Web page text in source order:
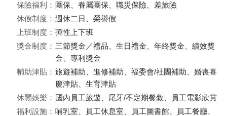
保險福利： 團保、眷屬團保、職災保險、差旅險
休假制度： 週休二日、榮譽假
上班制度： 彈性上下班
獎金制度： 三節獎金／禮品、生日禮金、年終獎金、績效獎
金、專利獎金
輔助津貼： 旅遊補助、進修補助、福委會/社團補助、婚喪喜
慶津貼、生育津貼
休閒娛樂： 國內員工旅遊、尾牙/不定期餐敘、員工電影欣賞
福利設施： 哺乳室、員工休息室、員工圖書館、員工餐廳、